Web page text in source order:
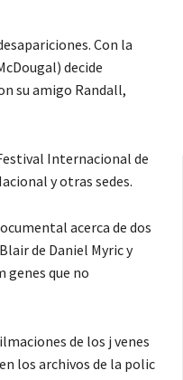
Con la
decide
su amigo Randall,
Internacional de
y otras sedes.
acerca de dos
de Daniel Myric y
genes que no
de los j venes
los archivos de la polic